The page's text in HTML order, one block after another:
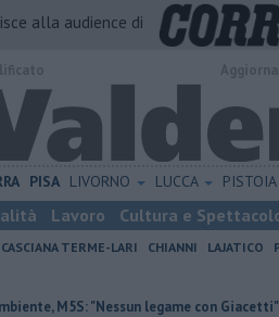
alla audience di
PISA LIVORNO LUCCA PISTOIA
Lavoro Cultura e
CASCIANA TERME-LARI CHIANNI LAJATICO
M5S: "Nessun legame con Giacetti"